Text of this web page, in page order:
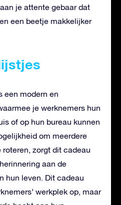
je attente gebaar dat
een beetje makkelijker
een modern en
je werknemers hun
of op hun bureau kunnen
om meerdere
roteren, zorgt dit cadeau
aan de
hun leven. Dit cadeau
werkplek op, maar